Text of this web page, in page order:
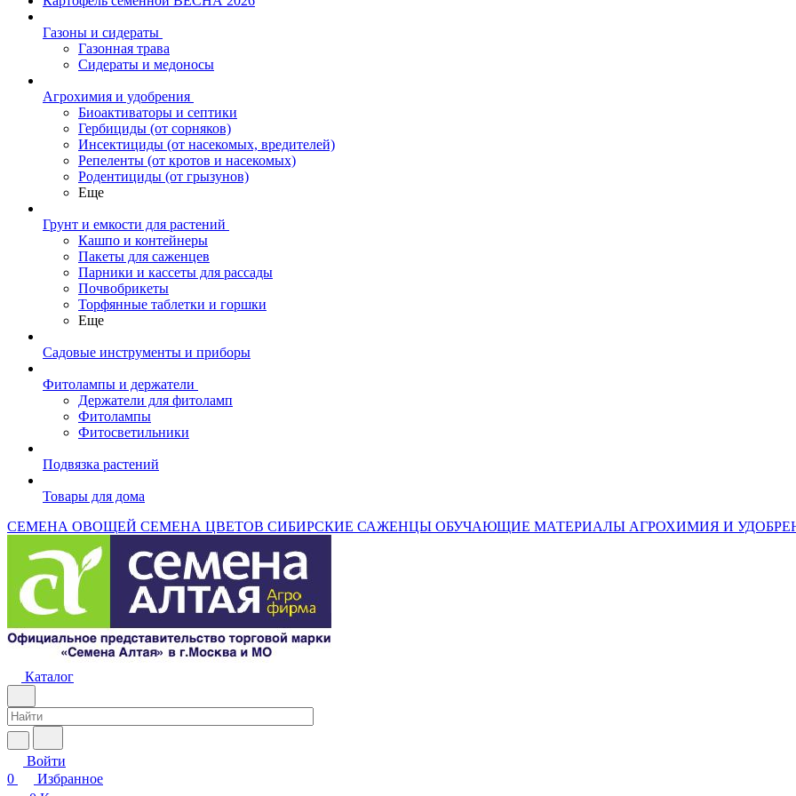
Газоны и сидераты
Газонная трава
Сидераты и медоносы
Агрохимия и удобрения
Биоактиваторы и септики
Гербициды (от сорняков)
Инсектициды (от насекомых, вредителей)
Репеленты (от кротов и насекомых)
Родентициды (от грызунов)
Еще
Грунт и емкости для растений
Кашпо и контейнеры
Пакеты для саженцев
Парники и кассеты для рассады
Почвобрикеты
Торфянные таблетки и горшки
Еще
Садовые инструменты и приборы
Фитолампы и держатели
Держатели для фитоламп
Фитолампы
Фитосветильники
Подвязка растений
Товары для дома
СЕМЕНА ОВОЩЕЙ СЕМЕНА ЦВЕТОВ СИБИРСКИЕ САЖЕНЦЫ ОБУЧАЮЩИЕ МАТЕРИАЛЫ АГРОХИМИЯ И
Каталог
Войти
0
Избранное